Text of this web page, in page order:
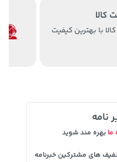
کالا
با بهترین کیفیت
نامه
بهره مند شوید
های مشترکین خبرنامه